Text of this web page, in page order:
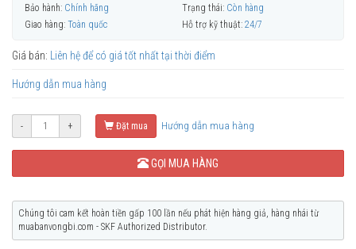
Bảo hành: Chính hãng Trạng thái: Còn hàng
Giao hàng: Toàn quốc Hỗ trợ kỹ thuật: 24/7
Giá bán: Liên hệ để có giá tốt nhất tại thời điểm
Hướng dẫn mua hàng
- + Đặt mua Hướng dẫn mua hàng
GỌI MUA HÀNG
Chúng tôi cam kết hoàn tiền gấp 100 lần nếu phát hiện hàng giả, hàng nhái từ
muabanvongbi.com - SKF Authorized Distributor.